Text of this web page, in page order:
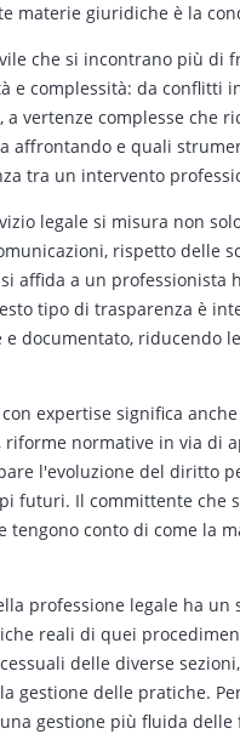
materie giuridiche è la
che si incontrano più
e complessità: da conflitti
a vertenze complesse che
affrontando e quali
tra un intervento
legale si misura non
rispetto delle
affida a un professionista
tipo di trasparenza è
e documentato, riducendo
expertise significa
normative in via di
l'evoluzione del diritto
futuri. Il committente che
tengono conto di come la
professione legale ha
reali di quei
delle diverse
gestione delle pratiche.
gestione più fluida